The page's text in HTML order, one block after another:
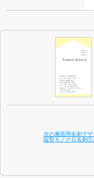
次の裏面用名刺デ
縦型モノクロ名刺①